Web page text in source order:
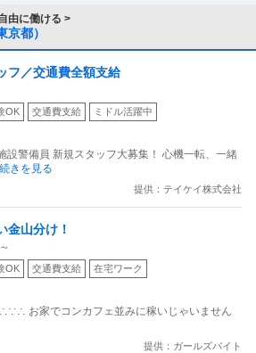
由に働ける >
都）
フ／交通費全額支給
OK 交通費支給 ミドル活躍中
設警備員 新規スタッフ大募集！ 心機一転、一緒
きを見る
提供：テイケイ株式会社
金山分け！
OK 交通費支給 在宅ワーク
お家でコンカフェ並みに稼いじゃいません
提供：ガールズバイト